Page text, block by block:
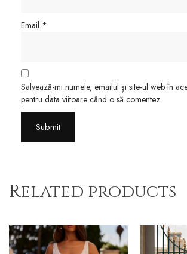
Email *
Salvează-mi numele, emailul și site-ul web în
pentru data viitoare când o să comentez.
Related products